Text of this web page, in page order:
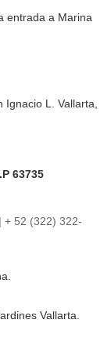
entrada a Marina
L. Vallarta,
63735
| + 52 (322) 322-
Vallarta.